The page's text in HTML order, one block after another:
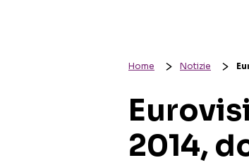
Home Notizie
2014,